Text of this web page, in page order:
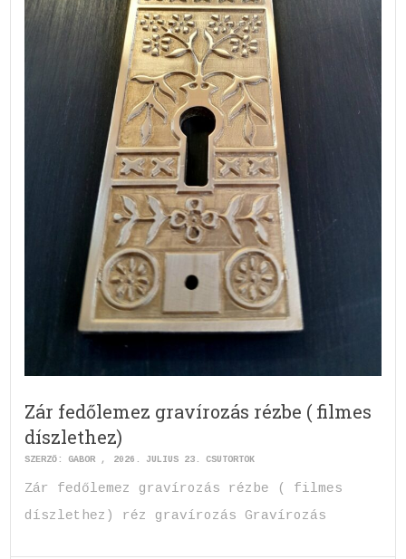
Zár fedőlemez gravírozás rézbe ( filmes
díszlethez)
SZERZŐ:GABOR 2026. JÚLIUS 23. CSÜTÖRTÖK
Zár fedőlemez gravírozás rézbe ( filmes
díszlethez) réz gravírozás Gravírozás